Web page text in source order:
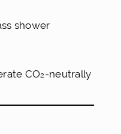
shower
CO₂-neutrally